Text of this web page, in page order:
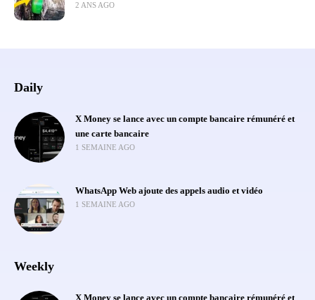
2 ANS AGO
Daily
X Money se lance avec un compte bancaire rémunéré et
une carte bancaire
1 SEMAINE AGO
WhatsApp Web ajoute des appels audio et vidéo
1 SEMAINE AGO
Weekly
X Money se lance avec un compte bancaire rémunéré et